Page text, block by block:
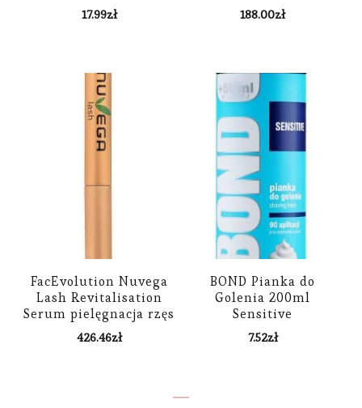
17.99zł 188.00zł
FacEvolution Nuvega
Lash Revitalisation
Serum pielęgnacja rzęs
3 ml dla kobiet
426.46zł
BOND Pianka do
Golenia 200ml
Sensitive
7.52zł